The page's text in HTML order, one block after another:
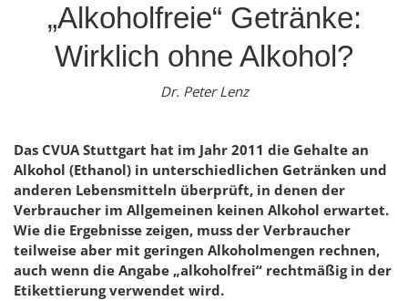
„Alkoholfreie“ Getränke:
Wirklich ohne Alkohol?
Dr. Peter Lenz
Das CVUA Stuttgart hat im Jahr 2011 die Gehalte an
Alkohol (Ethanol) in unterschiedlichen Getränken und
anderen Lebensmitteln überprüft, in denen der
Verbraucher im Allgemeinen keinen Alkohol erwartet.
Wie die Ergebnisse zeigen, muss der Verbraucher
teilweise aber mit geringen Alkoholmengen rechnen,
auch wenn die Angabe „alkoholfrei“ rechtmäßig in der
Etikettierung verwendet wird.